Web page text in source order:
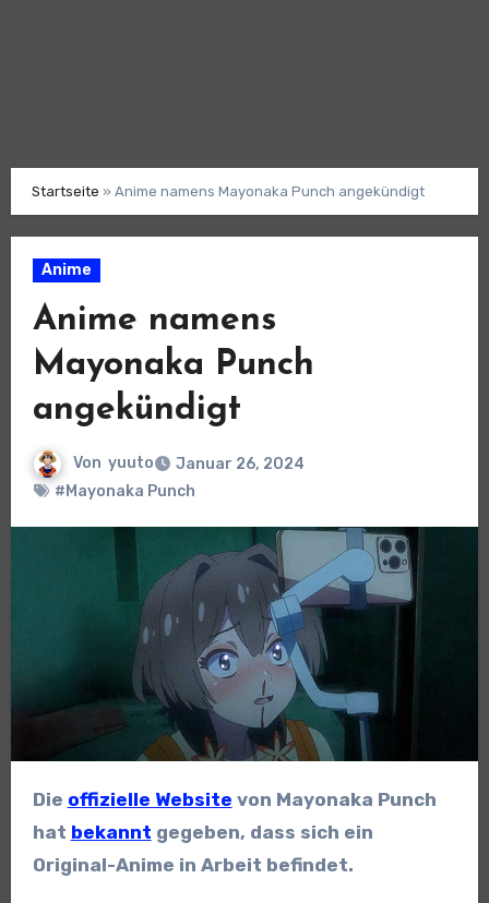
Startseite » Anime namens Mayonaka Punch angekündigt
Anime
Anime namens
Mayonaka Punch
angekündigt
Von yuuto
Januar 26, 2024
#Mayonaka Punch
Die offizielle Website von Mayonaka Punch
hat bekannt gegeben, dass sich ein
Original-Anime in Arbeit befindet.